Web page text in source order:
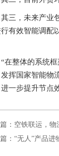
其三，未来产业
有效智能调配
“在整体的系统
发挥国家智能物
一步提升节点
：空铁联运，物
：“无人”产品